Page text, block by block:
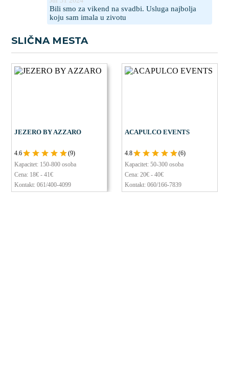
Bili smo za vikend na svadbi. Usluga najbolja
koju sam imala u zivotu
SLIČNA MESTA
JEZERO BY AZZARO
4.6
(9)
Kapacitet: 150-800 osoba
Cena: 18€ - 41€
Kontakt:061/400-4099
ACAPULCO EVENTS
4.8
(6)
Kapacitet:50-300 osoba
Cena: 20€ - 40€
Kontakt:060/166-7839